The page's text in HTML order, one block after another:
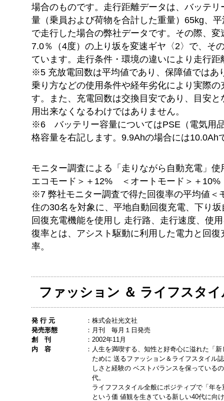
場合のものです。走行距離データは、バッテ
量（乗員および荷物を合計した重量）65kg、
で走行した場合の弊社データです。その際、
7.0％（4度）の上り坂を変速ギヤ〈2〉で、そ
ています。走行条件・環境の違いにより走行
※5 充放電回数は平均値であり、保障値ではあ
乗り方などの使用条件や経年劣化により実際
す。また、充電回数は交換目安であり、目安
用出来なくなるわけではありません。
※6 バッテリー容量についてはPSE（電気用
格容量を右記します。9.9Ahの場合には10.0Ah
モニター調査による「走りながら自動充電」
エコモード＞＋12% ＜オートモード＞＋
※7 弊社モニター調査で得た回復率の平均値＜
住の30名を対象に、平地自動回復充電、下り
回復充電機能を使用し 走行路、走行速度、使
復率とは、アシスト駆動に利用した電力と回
率。
ファッション ＆ ライフスタ
発 行 元 ： 株式会社光文社
発売形態
： 月刊 毎月１日発売
創 刊
： 2002年11月
内 容
： 人生を満喫する、知性と好奇心に溢れた「
ために 送るファッション＆ライフスタイル
しさと経験の ベストバランスを保っている
代。
ライフフスタイル全般にポジティブで「年
という価 値観を生きている新しい40代に向